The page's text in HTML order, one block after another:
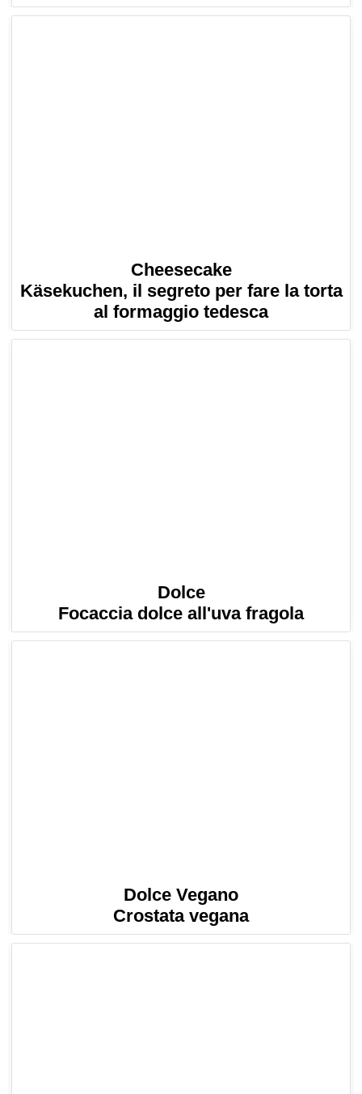
Cheesecake
Käsekuchen, il segreto per fare la torta
al formaggio tedesca
Dolce
Focaccia dolce all'uva fragola
Dolce Vegano
Crostata vegana